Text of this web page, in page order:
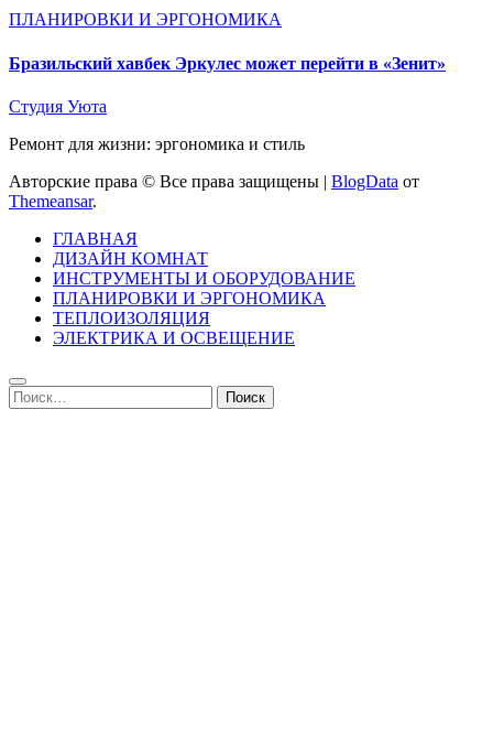
ПЛАНИРОВКИ И ЭРГОНОМИКА
Бразильский хавбек Эркулес может перейти в «Зенит»
Студия Уюта
Ремонт для жизни: эргономика и стиль
Авторские права © Все права защищены | BlogData от
Themeansar.
ГЛАВНАЯ
ДИЗАЙН КОМНАТ
ИНСТРУМЕНТЫ И ОБОРУДОВАНИЕ
ПЛАНИРОВКИ И ЭРГОНОМИКА
ТЕПЛОИЗОЛЯЦИЯ
ЭЛЕКТРИКА И ОСВЕЩЕНИЕ
Найти: